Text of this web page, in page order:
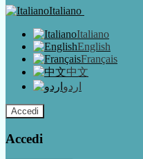
Italiano
Italiano
English
Français
中文
اردو
Accedi
Accedi